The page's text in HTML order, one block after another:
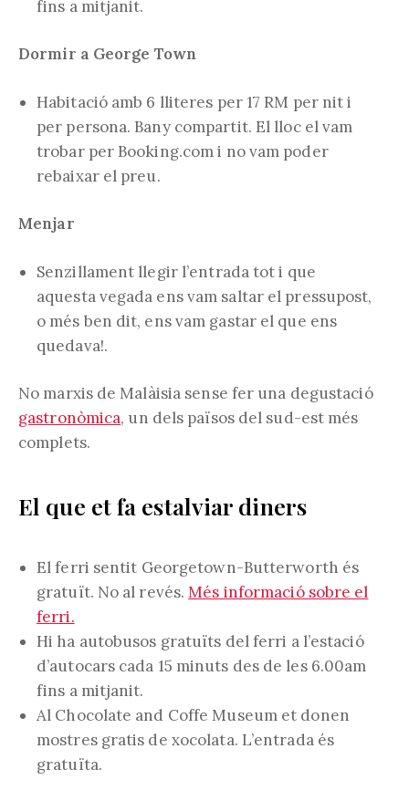
fins a mitjanit.
Dormir a George Town
Habitació amb 6 lliteres per 17 RM per nit i
per persona. Bany compartit. El lloc el vam
trobar per Booking.com i no vam poder
rebaixar el preu.
Menjar
Senzillament llegir l’entrada tot i que
aquesta vegada ens vam saltar el pressupost,
o més ben dit, ens vam gastar el que ens
quedava!.
No marxis de Malàisia sense fer una degustació
gastronòmica, un dels països del sud-est més
complets.
El que et fa estalviar diners
El ferri sentit Georgetown-Butterworth és
gratuït. No al revés.Més informació sobre el
ferri.
Hi ha autobusos gratuïts del ferri a l’estació
d’autocars cada 15 minuts des de les 6.00am
fins a mitjanit.
Al Chocolate and Coffe Museum et donen
mostres gratis de xocolata. L’entrada és
gratuïta.